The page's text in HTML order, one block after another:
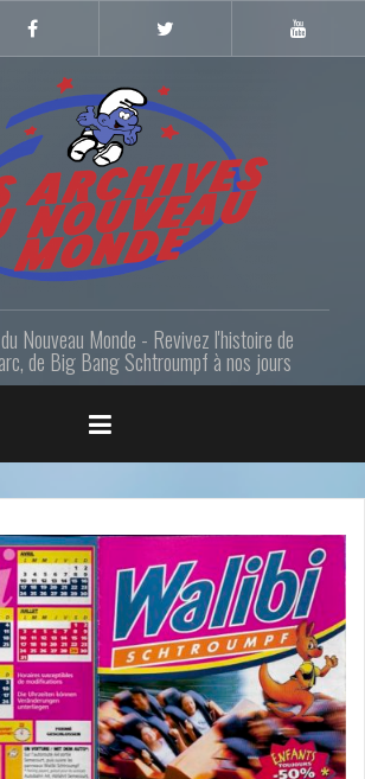
Facebook
Youtube
LANM
Nouveau Monde - Revivez l'histoire de
de Big Bang Schtroumpf à nos jours